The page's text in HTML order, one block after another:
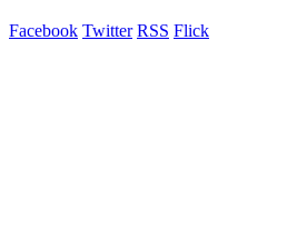
Facebook Twitter RSS Flick